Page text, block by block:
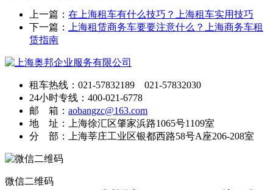
上一篇： 在上海租车有什么技巧？上海租车实用技巧
下一篇：
上海租赁商务车要要注意什么？上海商务车租
赁指南
租车热线：021-57832189 021-57832030
24小时专线：400-021-6778
邮 箱： aobangzc@163.com
地 址：上海徐汇区肇家浜路1065号1109室
分 部：上海莘庄工业区银都西路58号A座206-208室
微信二维码